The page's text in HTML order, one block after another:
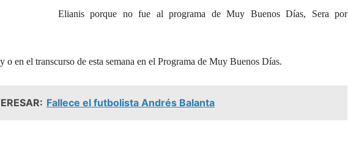
Elianis porque no fue al programa de Muy Buenos Días, Sera por
o en el transcurso de esta semana en el Programa de Muy Buenos Días.
Fallece el futbolista Andrés Balanta